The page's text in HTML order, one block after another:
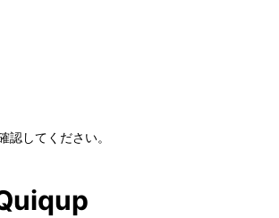
してください。